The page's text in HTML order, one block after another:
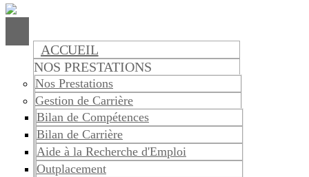
ACCUEIL
NOS PRESTATIONS
Nos Prestations
Gestion de Carrière
Bilan de Compétences
Bilan de Carrière
Aide à la Recherche d'Emploi
Outplacement